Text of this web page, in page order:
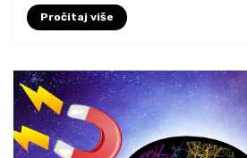
Pročitaj više